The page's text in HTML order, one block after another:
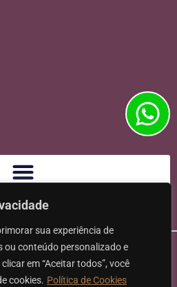
sua experiência de
ou conteúdo personalizado e
em “Aceitar todos”, você
cookies. Política de Cookies